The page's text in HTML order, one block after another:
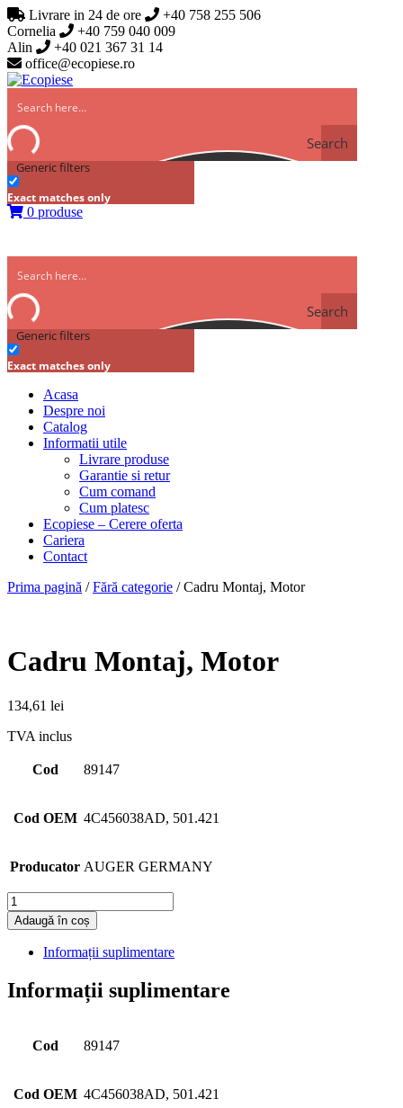
Livrare in 24 de ore
+40 758 255 506
Cornelia
+40 759 040 009
Alin
+40 021 367 31 14
office@ecopiese.ro
Search
Generic filters
Exact matches only
0 produse
Search
Generic filters
Exact matches only
Acasa
Despre noi
Catalog
Informatii utile
Livrare produse
Garantie si retur
Cum comand
Cum platesc
Ecopiese – Cerere oferta
Cariera
Contact
Prima pagină /Fără categorie / Cadru Montaj, Motor
Cadru Montaj, Motor
134,61 lei
TVA inclus
Cod 89147
Cod OEM 4C456038AD, 501.421
Producator AUGER GERMANY
Cantitate
Adaugă în coș
Informații suplimentare
Informații suplimentare
Cod 89147
Cod OEM 4C456038AD, 501.421